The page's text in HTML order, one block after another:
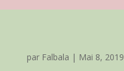
par Falbala | Mai 8, 2019